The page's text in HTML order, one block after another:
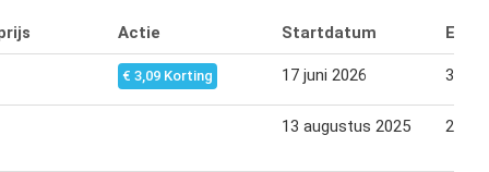
Actie Startdatum
€ 3,09 Korting 17 juni 2026 30
13 augustus 2025 26